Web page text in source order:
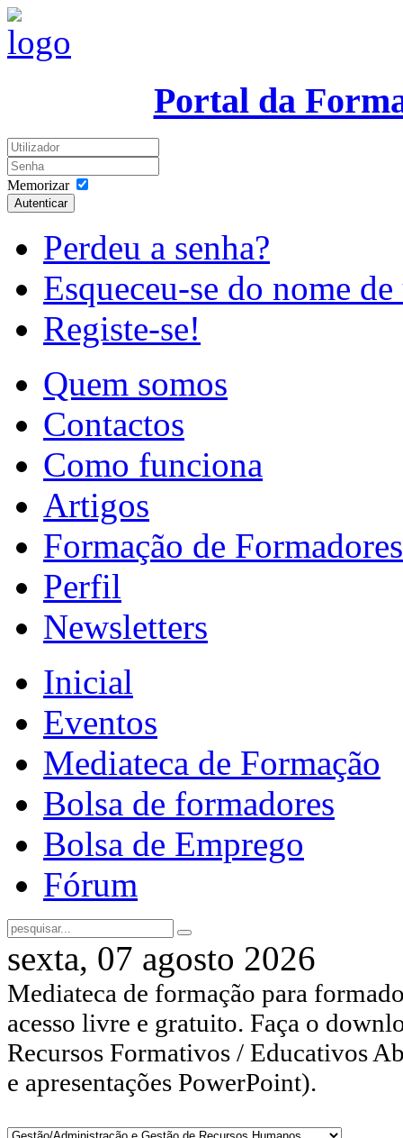
Portal da
Memorizar
Autenticar
Perdeu a senha?
Esqueceu-se do nome
Registe-se!
Quem somos
Contactos
Como funciona
Artigos
Formação de Formadores
Perfil
Newsletters
Inicial
Eventos
Mediateca de Formação
Bolsa de formadores
Bolsa de Emprego
Fórum
sexta, 07 agosto 2026
Mediateca de formação para
acesso livre e gratuito. Faça o
Recursos Formativos / Educativos
e apresentações PowerPoint).